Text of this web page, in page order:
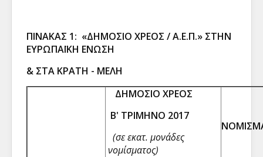
ΠΙΝΑΚΑΣ 1: «ΔΗΜΟΣΙΟ ΧΡΕΟΣ / Α.Ε.Π.» ΣΤΗΝ
ΕΥΡΩΠΑΪΚΗ ΕΝΩΣΗ
& ΣΤΑ ΚΡΑΤΗ - ΜΕΛΗ
ΔΗΜΟΣΙΟ ΧΡΕΟΣ
Β' ΤΡΙΜΗΝΟ 2017
(σε εκατ. μονάδες
νομίσματος)